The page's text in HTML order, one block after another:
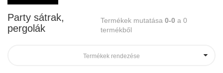
Party sátrak,
pergolák
Termékek mutatása0-0a 0
termékből
Termékek rendezése